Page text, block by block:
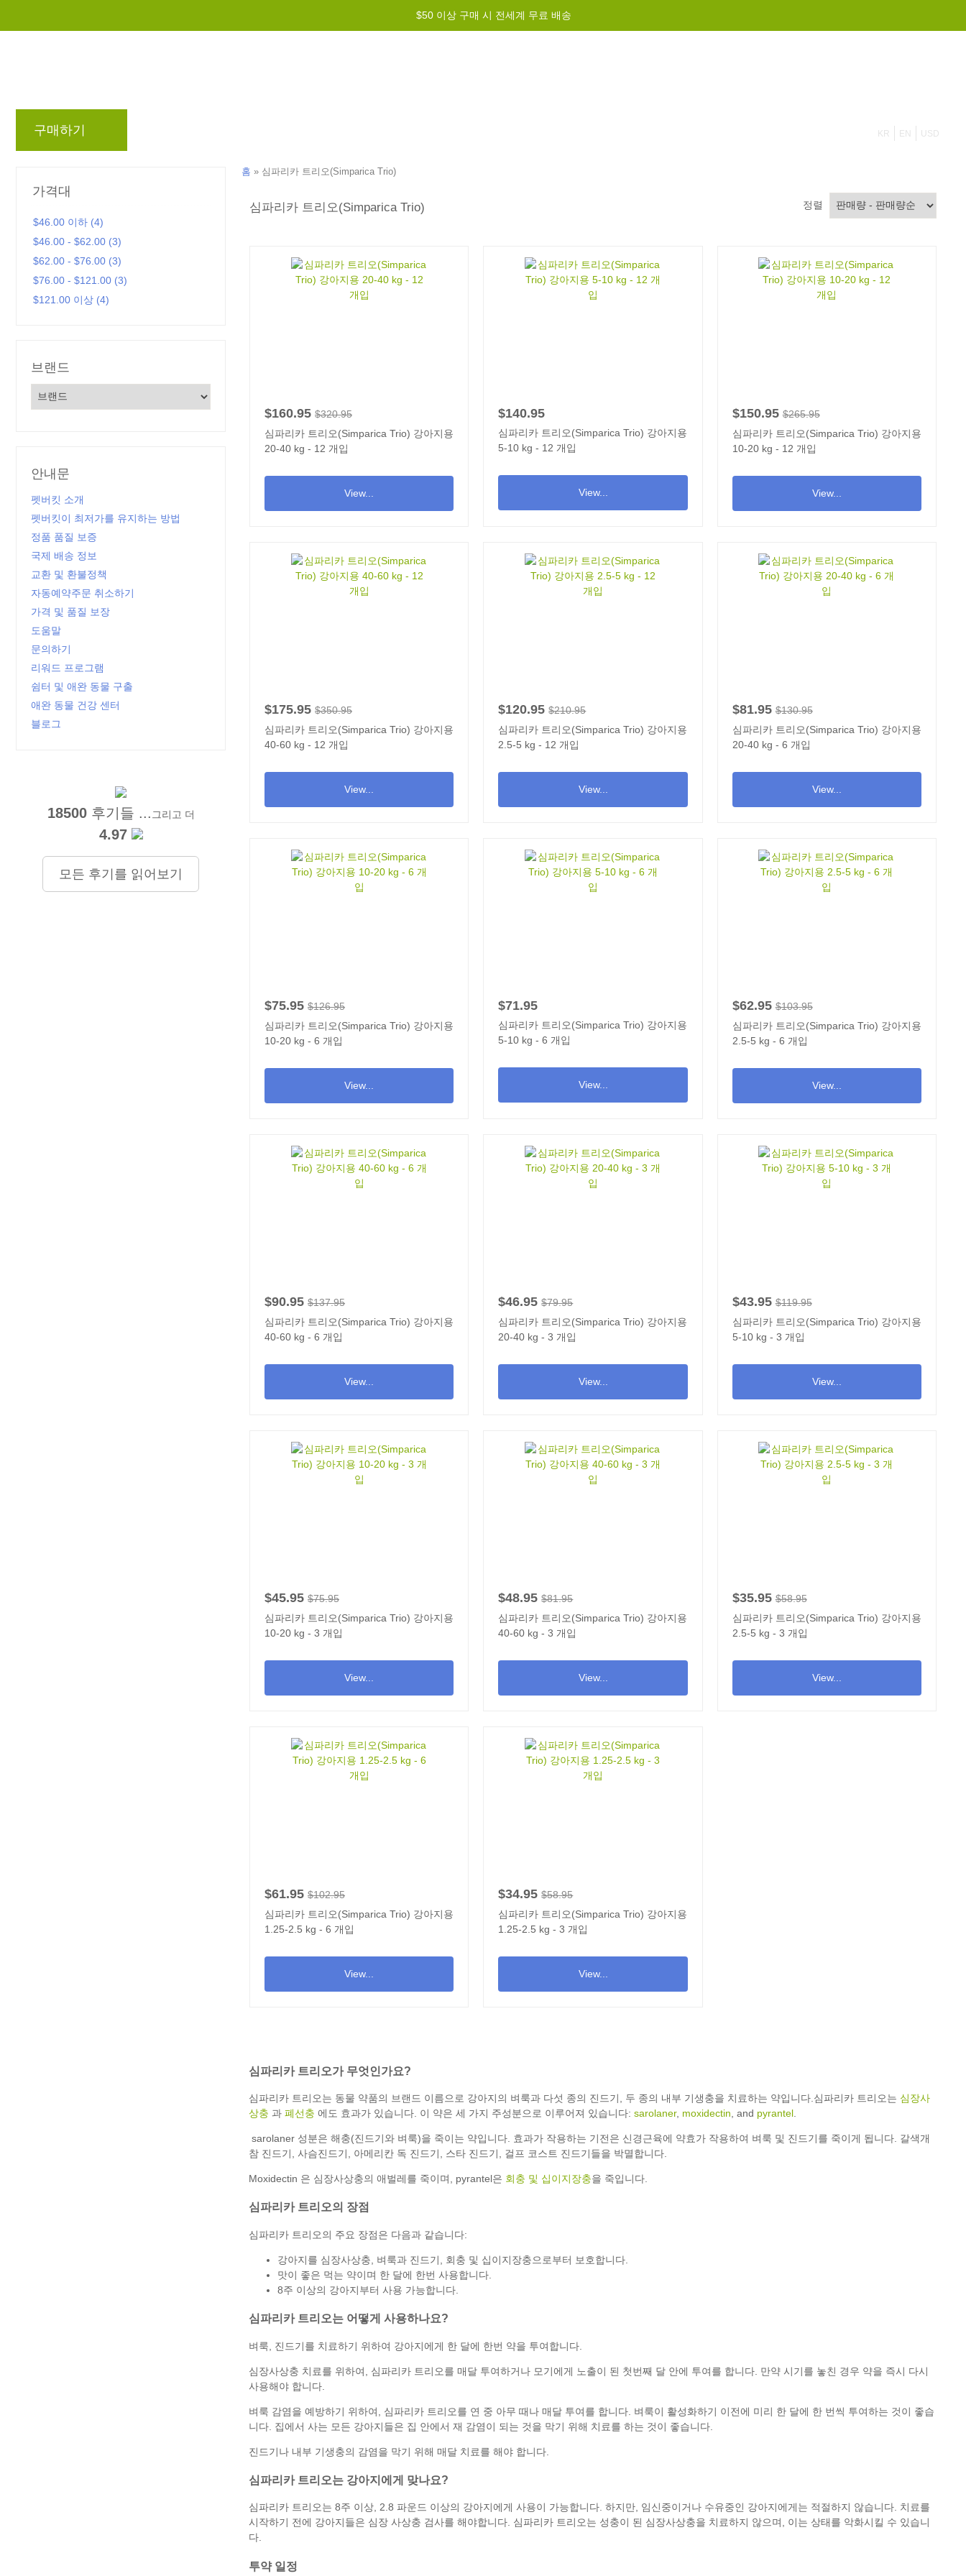
$50 이상 구매 시 전세계 무료 배송
구매하기 KR EN USD
가격대
$46.00 이하 (4)
$46.00 - $62.00 (3)
$62.00 - $76.00 (3)
$76.00 - $121.00 (3)
$121.00 이상 (4)
브랜드
안내문
펫버킷 소개
펫버킷이 최저가를 유지하는 방법
정품 품질 보증
국제 배송 정보
교환 및 환불정책
자동예약주문 취소하기
가격 및 품질 보장
도움말
문의하기
리워드 프로그램
쉼터 및 애완 동물 구출
애완 동물 건강 센터
블로그
18500후기들 ... 그리고 더
4.97
모든 후기를 읽어보기
홈 » 심파리카 트리오(Simparica Trio)
심파리카 트리오가 무엇인가요?
심파리카 트리오는 동물 약품의 브랜드 이름으로 강아지의 벼룩과 다섯 종의 진드기, 두 종의 내부 기생충을 치료하는 약입니다.심파리카 트리오는 심장사
상충 과 폐선충 에도 효과가 있습니다. 이 약은 세 가지 주성분으로 이루어져 있습니다: sarolaner, moxidectin , and pyrantel
sarolaner 성분은 해충(진드기와 벼룩)을 죽이는 약입니다. 효과가 작용하는 기전은 신경근육에 약효가 작용하여 벼룩 및 진드기를 죽이게 됩니다. 갈색개
참 진드기, 사슴진드기, 아메리칸 독 진드기, 스타 진드기, 걸프 코스트 진드기들을 박멸합니다.
Moxidectin 은 심장사상충의 애벌레를 죽이며, pyrantel은 회충 및 십이지장충을 죽입니다.
심파리카 트리오의 장점
심파리카 트리오의 주요 장점은 다음과 같습니다:
강아지를 심장사상충, 벼룩과 진드기, 회충 및 십이지장충으로부터 보호합니다.
맛이 좋은 먹는 약이며 한 달에 한번 사용합니다.
8주 이상의 강아지부터 사용 가능합니다.
심파리카 트리오는 어떻게 사용하나요?
벼룩, 진드기를 치료하기 위하여 강아지에게 한 달에 한번 약을 투여합니다.
심장사상충 치료를 위하여, 심파리카 트리오를 매달 투여하거나 모기에게 노출이 된 첫번째 달 안에 투여를 합니다. 만약 시기를 놓친 경우 약을 즉시 다시
사용해야 합니다.
벼룩 감염을 예방하기 위하여, 심파리카 트리오를 연 중 아무 때나 매달 투여를 합니다. 벼룩이 활성화하기 이전에 미리 한 달에 한 번씩 투여하는 것이 좋습
니다. 집에서 사는 모든 강아지들은 집 안에서 재 감염이 되는 것을 막기 위해 치료를 하는 것이 좋습니다.
진드기나 내부 기생충의 감염을 막기 위해 매달 치료를 해야 합니다.
심파리카 트리오는 강아지에게 맞나요?
심파리카 트리오는 8주 이상, 2.8 파운드 이상의 강아지에게 사용이 가능합니다. 하지만, 임신중이거나 수유중인 강아지에게는 적절하지 않습니다. 치료를
시작하기 전에 강아지들은 심장 사상충 검사를 해야합니다. 심파리카 트리오는 성충이 된 심장사상충을 치료하지 않으며, 이는 상태를 악화시킬 수 있습니
다.
투약 일정
심파리카 트리오(Simparica Trio) 정렬
$160.95 $320.95
심파리카 트리오(Simparica Trio) 강아지용
20-40 kg - 12 개입
View...
$140.95
심파리카 트리오(Simparica Trio) 강아지용
5-10 kg - 12 개입
View...
$150.95 $265.95
심파리카 트리오(Simparica Trio) 강아지용
10-20 kg - 12 개입
View...
$175.95 $350.95
심파리카 트리오(Simparica Trio) 강아지용
40-60 kg - 12 개입
View...
$120.95 $210.95
심파리카 트리오(Simparica Trio) 강아지용
2.5-5 kg - 12 개입
View...
$81.95 $130.95
심파리카 트리오(Simparica Trio) 강아지용
20-40 kg - 6 개입
View...
$75.95 $126.95
심파리카 트리오(Simparica Trio) 강아지용
10-20 kg - 6 개입
View...
$71.95
심파리카 트리오(Simparica Trio) 강아지용
5-10 kg - 6 개입
View...
$62.95 $103.95
심파리카 트리오(Simparica Trio) 강아지용
2.5-5 kg - 6 개입
View...
$90.95 $137.95
심파리카 트리오(Simparica Trio) 강아지용
40-60 kg - 6 개입
View...
$46.95 $79.95
심파리카 트리오(Simparica Trio) 강아지용
20-40 kg - 3 개입
View...
$43.95 $119.95
심파리카 트리오(Simparica Trio) 강아지용
5-10 kg - 3 개입
View...
$45.95 $75.95
심파리카 트리오(Simparica Trio) 강아지용
10-20 kg - 3 개입
View...
$48.95 $81.95
심파리카 트리오(Simparica Trio) 강아지용
40-60 kg - 3 개입
View...
$35.95 $58.95
심파리카 트리오(Simparica Trio) 강아지용
2.5-5 kg - 3 개입
View...
$61.95 $102.95
심파리카 트리오(Simparica Trio) 강아지용
1.25-2.5 kg - 6 개입
View...
$34.95 $58.95
심파리카 트리오(Simparica Trio) 강아지용
1.25-2.5 kg - 3 개입
View...